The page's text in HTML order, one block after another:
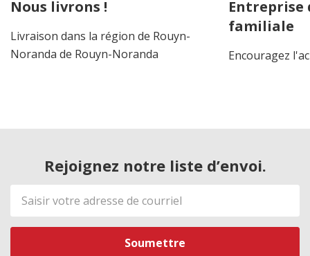
Nous livrons !
Livraison dans la région de Rouyn-
Noranda de Rouyn-Noranda
Entreprise
familiale
Encouragez
Rejoignez notre liste d’envoi.
Adresse
de
courriel